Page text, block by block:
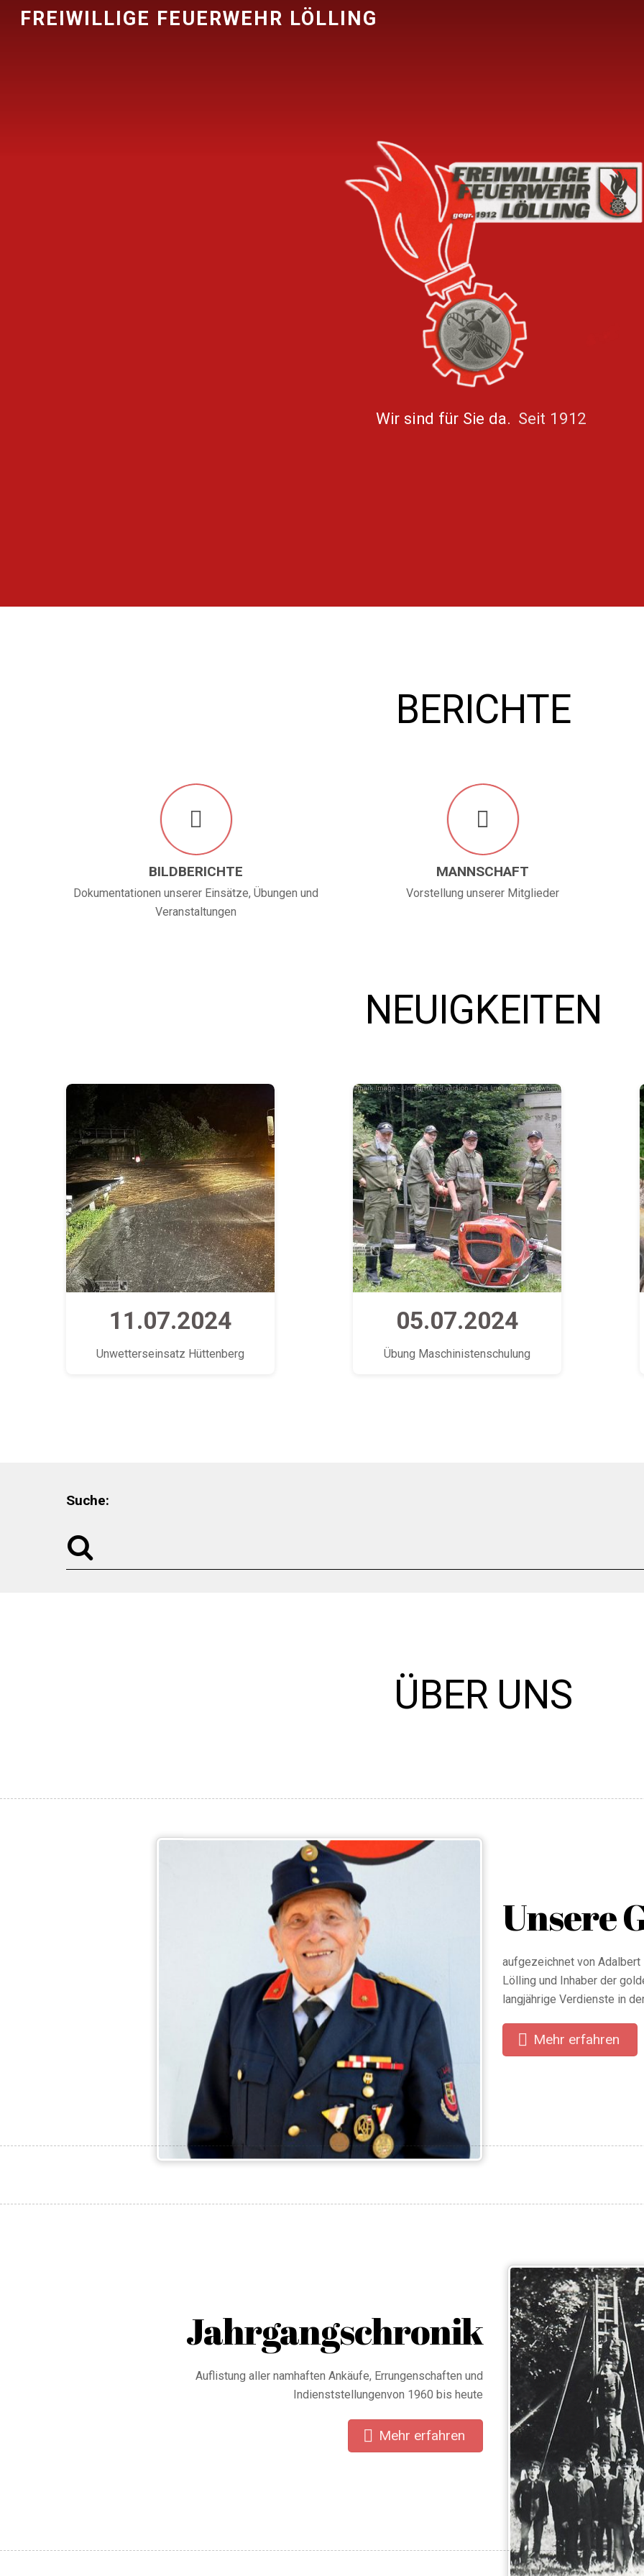
FREIWILLIGE FEUERWEHR LÖLLING
Wir sind für Sie da. Seit 1912
BERICHTE
BILDBERICHTE
Dokumentationen unserer Einsätze, Übungen und
Veranstaltungen
MANNSCHAFT
Vorstellung unserer Mitglieder
NEUIGKEITEN
11.07.2024
Unwetterseinsatz Hüttenberg
05.07.2024
Übung Maschinistenschulung
Suche:
ÜBER UNS
Unsere
aufgezeichnet von Adalbert
Lölling und Inhaber der
langjährige Verdienste in
Mehr erfahren
Jahrgangschronik
Auflistung aller namhaften Ankäufe, Errungenschaften und
Indienststellungenvon 1960 bis heute
Mehr erfahren